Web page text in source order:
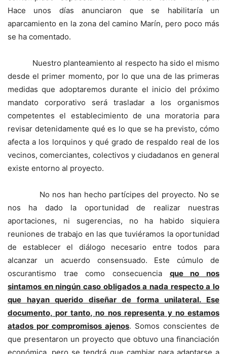
Hace unos días anunciaron que se habilitaría un
aparcamiento en la zona del camino Marín, pero poco más
se ha comentado.
Nuestro planteamiento al respecto ha sido el mismo
desde el primer momento, por lo que una de las primeras
medidas que adoptaremos durante el inicio del próximo
mandato corporativo será trasladar a los organismos
competentes el establecimiento de una moratoria para
revisar detenidamente qué es lo que se ha previsto, cómo
afecta a los lorquinos y qué grado de respaldo real de los
vecinos, comerciantes, colectivos y ciudadanos en general
existe entorno al proyecto.
No nos han hecho partícipes del proyecto. No se
nos ha dado la oportunidad de realizar nuestras
aportaciones, ni sugerencias, no ha habido siquiera
reuniones de trabajo en las que tuviéramos la oportunidad
de establecer el diálogo necesario entre todos para
alcanzar un acuerdo consensuado. Este cúmulo de
oscurantismo trae como consecuencia que no nos
sintamos en ningún caso obligados a nada respecto a lo
que hayan querido diseñar de forma unilateral. Ese
documento, por tanto, no nos representa y no estamos
atados por compromisos ajenos. Somos conscientes de
que presentaron un proyecto que obtuvo una financiación